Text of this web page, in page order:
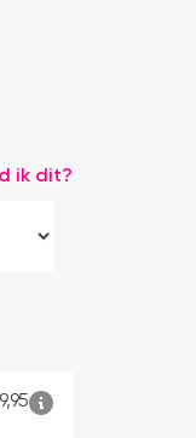
ik dit?